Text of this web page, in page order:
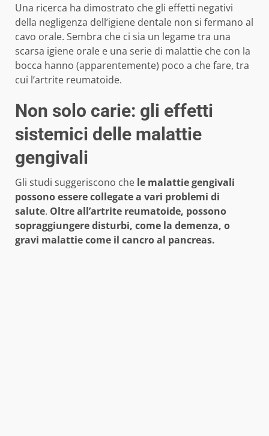
Una ricerca ha dimostrato che gli effetti negativi
della negligenza dell’igiene dentale non si fermano al
cavo orale. Sembra che ci sia un legame tra una
scarsa igiene orale e una serie di malattie che con la
bocca hanno (apparentemente) poco a che fare, tra
cui l’artrite reumatoide.
Non solo carie: gli effetti
sistemici delle malattie
gengivali
Gli studi suggeriscono che le malattie gengivali
possono essere collegate a vari problemi di
salute. Oltre all’artrite reumatoide, possono
sopraggiungere disturbi, come la demenza, o
gravi malattie come il cancro al pancreas.